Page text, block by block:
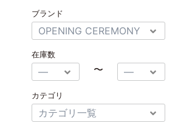
ブランド
在庫数
〜
カテゴリ